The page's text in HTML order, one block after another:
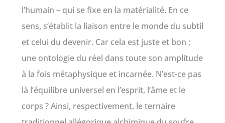
l’humain – qui se fixe en la matérialité. En ce
sens, s’établit la liaison entre le monde du subtil
et celui du devenir. Car cela est juste et bon :
une ontologie du réel dans toute son amplitude
à la fois métaphysique et incarnée. N’est-ce pas
là l’équilibre universel en l’esprit, l’âme et le
corps ? Ainsi, respectivement, le ternaire